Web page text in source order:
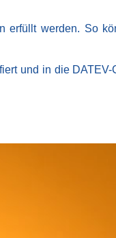
erfüllt werden. So
und in die